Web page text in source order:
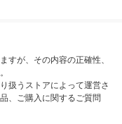
すが、その内容の正確性、
扱うストアによって運営さ
、ご購入に関するご質問